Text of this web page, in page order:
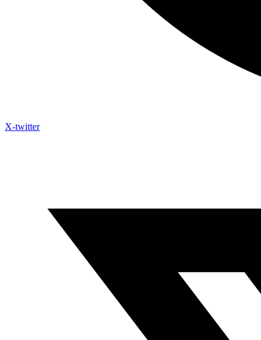
X-twitter